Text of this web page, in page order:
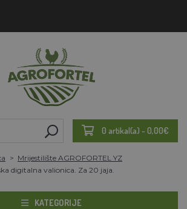
0 artikal(a) - 0,00€
Mrijestilište AGROFORTEL YZ
digitalna valionica. Za 20 jaja.
KATEGORIJE